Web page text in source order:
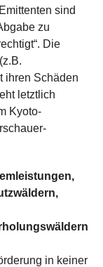
sind
zu
Die
ihren Schäden
letztlich
Kyoto-
in keiner